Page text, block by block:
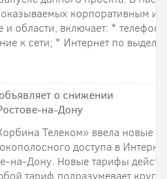
оказываемых корпоративным и
и области, включает: *
к сети; * Интернет по
о снижении
на-Дону
Телеком» ввела новые
доступа в
на-Дону. Новые тарифы
тариф подразумевает